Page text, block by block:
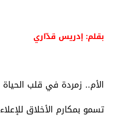
بقلم: إدريس قدّاري
الأم.. زمردة في قلب الحياة
تسمو بمكارم الأخلاق للإعلاء